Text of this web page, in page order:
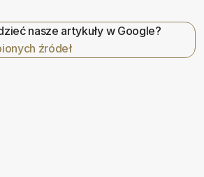
nasze artykuły w Google?
źródeł